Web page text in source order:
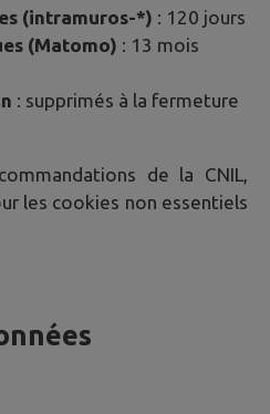
(intramuros-*) : 120 jours
(Matomo) : 13 mois
: supprimés à la fermeture
de la CNIL,
les cookies non essentiels